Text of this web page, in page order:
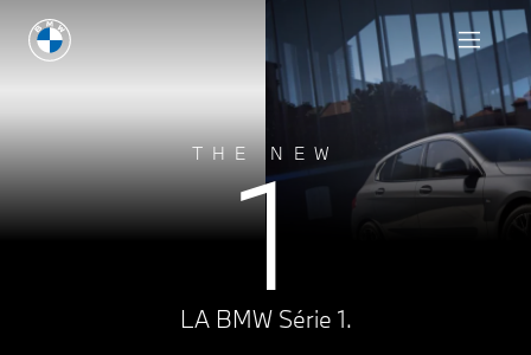
THE NEW
1
LA BMW Série 1.
Demander une offre